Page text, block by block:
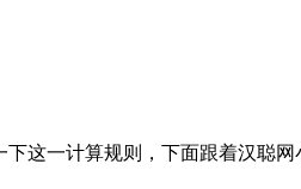
这一计算规则，下面跟着汉聪网